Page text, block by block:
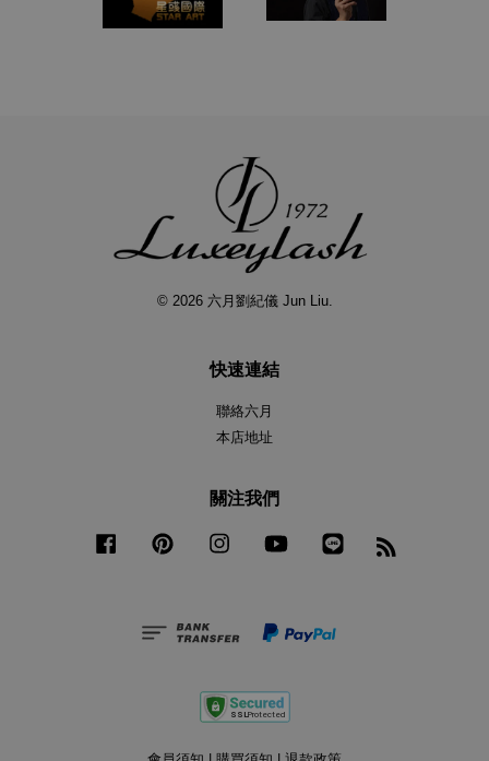
© 2026 六月劉紀儀 Jun Liu.
快速連結
聯絡六月
本店地址
關注我們
Facebook Pinterest Instagram YouTube